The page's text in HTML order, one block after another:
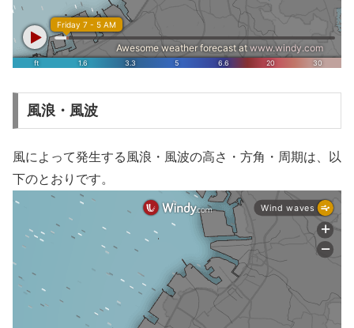
風浪・風波
風によって発生する風浪・風波の高さ・方角・周期は、以
下のとおりです。